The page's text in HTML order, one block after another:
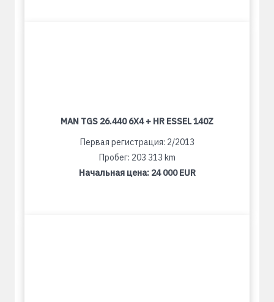
MAN TGS 26.440 6X4 + HR ESSEL 140Z
Первая регистрация: 2/2013
Пробег: 203 313 km
Начальная цена: 24 000 EUR